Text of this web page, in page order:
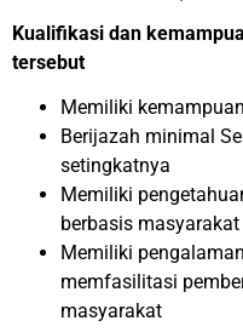
Kualifikasi dan
tersebut
Memiliki
Berijazah minimal
setingkatnya
Memiliki
berbasis masyarakat
Memiliki
memfasilitasi
masyarakat